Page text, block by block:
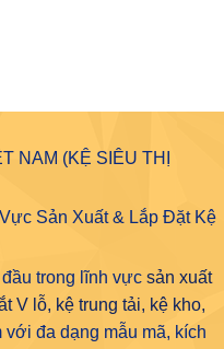
NAM (KỆ SIÊU THỊ
Sản Xuất & Lắp Đặt Kệ
trong lĩnh vực sản xuất
V lỗ, kệ trung tải, kệ kho,
với đa dạng mẫu mã, kích